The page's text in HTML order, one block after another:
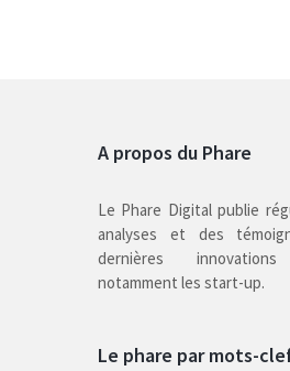
A propos du Phare
Le Phare Digital publie
analyses et des
dernières innovations
notamment les start-up.
Le phare par mots-